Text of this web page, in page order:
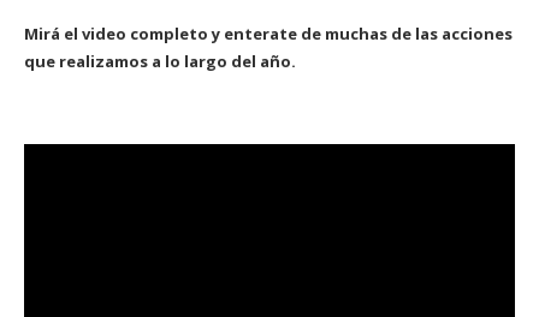
Mirá el video completo y enterate de muchas de las acciones
que realizamos a lo largo del año.